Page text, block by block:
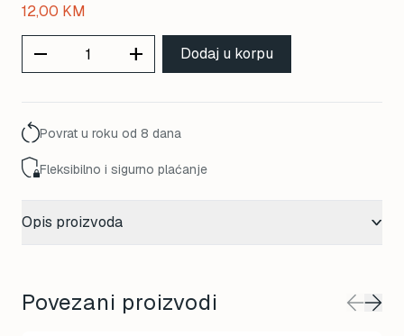
12,00 KM
remove add Dodaj u korpu
Povrat u roku od 8 dana
Fleksibilno i sigurno plaćanje
Opis proizvoda
Povezani proizvodi